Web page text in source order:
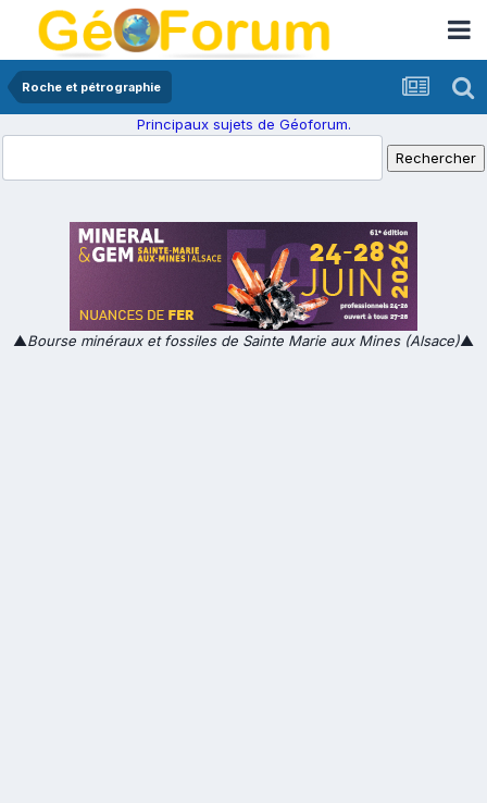
Roche et pétrographie
Principaux sujets de Géoforum.
▲Bourse minéraux et fossiles de Sainte Marie aux Mines (Alsace)▲